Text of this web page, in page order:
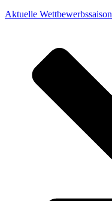
Aktuelle Wettbewerbssaison